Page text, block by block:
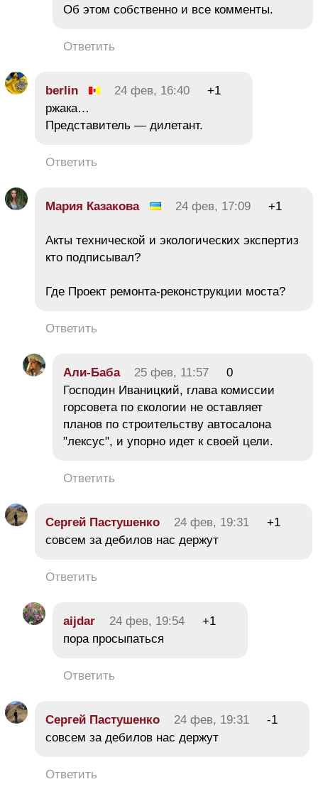
Об этом собственно и все комменты.
Ответить
berlin 24 фев, 16:40
+1
ржака…
Представитель — дилетант.
Ответить
Мария Казакова 24 фев, 17:09 +1
Акты технической и экологических экспертиз
кто подписывал?
Где Проект ремонта-реконструкции моста?
Ответить
Али-Баба 25 фев, 11:57
0
Господин Иваницкий, глава комиссии
горсовета по єкологии не оставляет
планов по строительству автосалона
"лексус", и упорно идет к своей цели.
Ответить
Сергей Пастушенко 24 фев, 19:31
+1
совсем за дебилов нас держут
Ответить
aijdar 24 фев, 19:54
+1
пора просыпаться
Ответить
Сергей Пастушенко 24 фев, 19:31
-1
совсем за дебилов нас держут
Ответить